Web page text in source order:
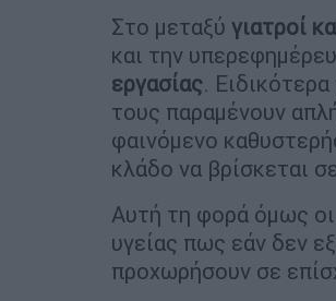
Στο μεταξύ γιατροί
και την
εργασίας.
τους παραμένουν
φαινόμενο
κλάδο να βρίσκεται
Αυτή τη φορά όμως οι
υγείας πως εάν δεν
προχωρήσουν σε